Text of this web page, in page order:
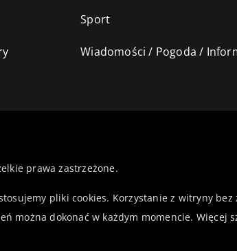
Sport
Wiadomości / Pogoda /
prawa zastrzeżone.
pliki cookies. Korzystanie z witryny
można dokonać w każdym momencie. Więcej